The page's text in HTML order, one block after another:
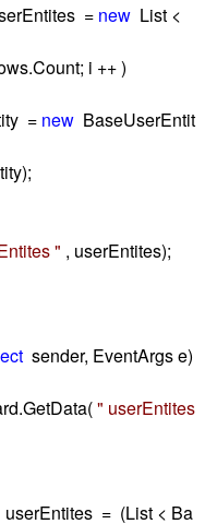
= new List <
i ++)
= new BaseUserEntit
" , userEntites);
sender, EventArgs e)
" userEntites
userEntites = (List < Ba